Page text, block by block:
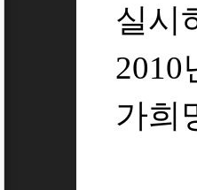
실시
2010
가희